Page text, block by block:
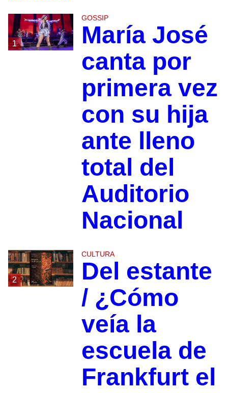
1
GOSSIP
María José
canta por
primera vez
con su hija
ante lleno
total del
Auditorio
Nacional
2
CULTURA
Del estante
/ ¿Cómo
veía la
escuela de
Frankfurt el